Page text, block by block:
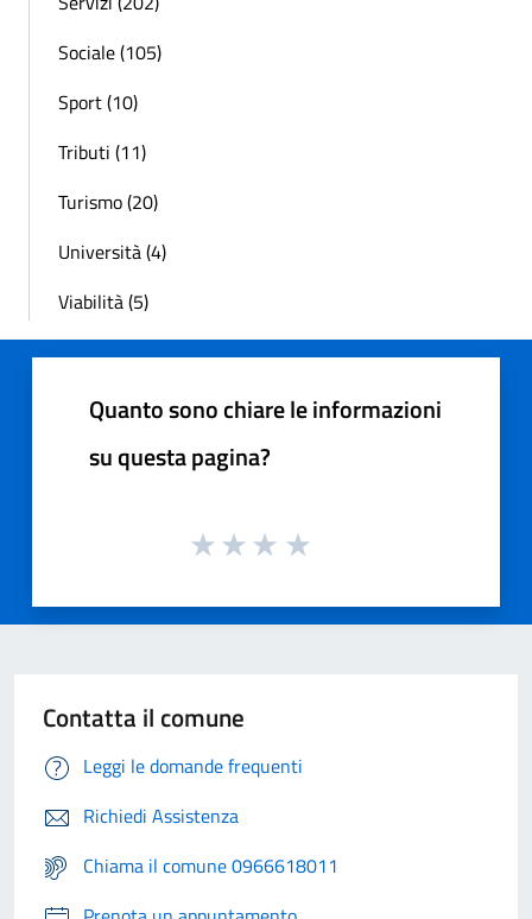
Sociale (105)
Sport (10)
Tributi (11)
Turismo (20)
Università (4)
Viabilità (5)
Quanto sono chiare le informazioni
su questa pagina?
Contatta il comune
Leggi le domande frequenti
Richiedi Assistenza
Chiama il comune 0966618011